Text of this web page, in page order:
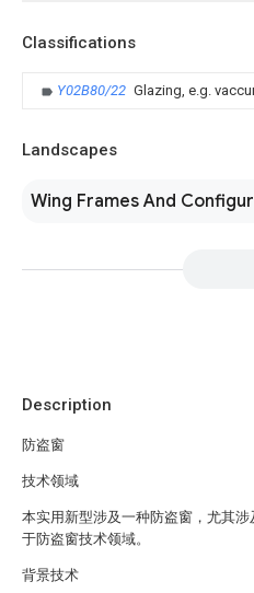
Classifications
Y02B80/22 Glazing, e.g.
Landscapes
Wing Frames And
Description
防盗窗
技术领域
本实用新型涉及一种防盗窗，尤其
于防盗窗技术领域。
背景技术